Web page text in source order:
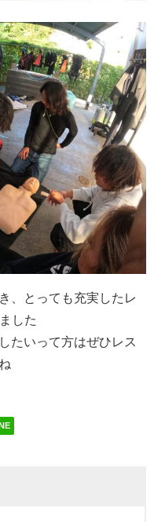
、とっても充実したレ
した
たいって方はぜひレス